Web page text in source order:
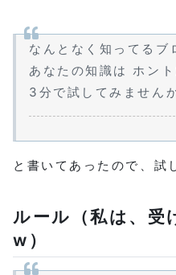
なんとなく知ってるブ
あなたの知識は ホン
3分で試してみません
と書いてあったので、試
ルール（私は、受
w）